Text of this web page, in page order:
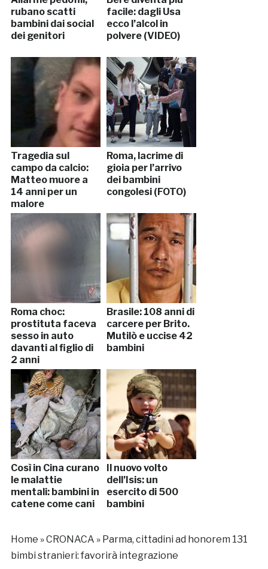
rubano scatti
bambini dai social
dei genitori
facile: dagli Usa
ecco l’alcol in
polvere (VIDEO)
Tragedia sul
campo da calcio:
Matteo muore a
14 anni per un
malore
inspiegabile
Roma, lacrime di
gioia per l’arrivo
dei bambini
congolesi (FOTO)
Roma choc:
prostituta faceva
sesso in auto
davanti al figlio di
2 anni
Brasile: 108 anni di
carcere per Brito.
Mutilò e uccise 42
bambini
Così in Cina curano
le malattie
mentali: bambini in
catene come cani
Il nuovo volto
dell’Isis: un
esercito di 500
bambini
Home »CRONACA » Parma, cittadini ad honorem 131
bimbi stranieri: favorirà integrazione